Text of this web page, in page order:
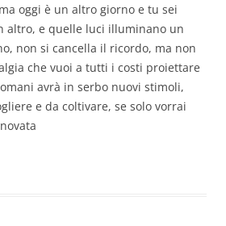
oggi è un altro giorno e tu sei
altro, e quelle luci illuminano un
non si cancella il ricordo, ma non
che vuoi a tutti i costi proiettare
avrà in serbo nuovi stimoli,
e da coltivare, se solo vorrai